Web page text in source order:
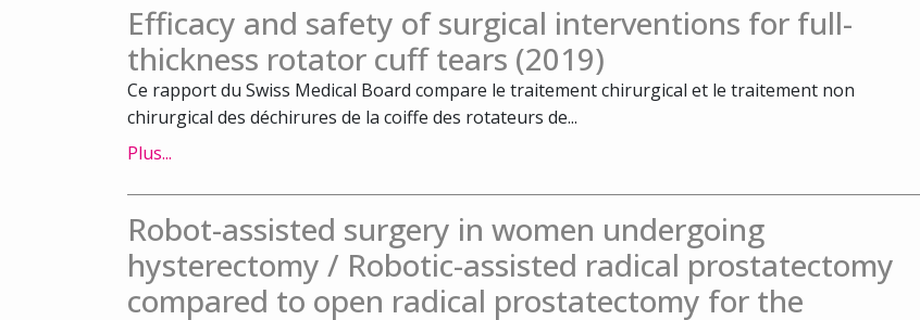
Efficacy and safety of surgical interventions for full-
thickness rotator cuff tears (2019)
Ce rapport du Swiss Medical Board compare le traitement chirurgical et le traitement non
chirurgical des déchirures de la coiffe des rotateurs de...
Plus...
Robot-assisted surgery in women undergoing
hysterectomy / Robotic-assisted radical prostatectomy
compared to open radical prostatectomy for the